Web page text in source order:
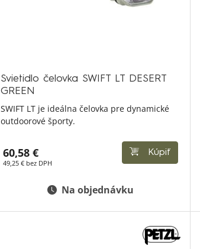
Svietidlo čelovka SWIFT LT DESERT
GREEN
SWIFT LT je ideálna čelovka pre dynamické
outdoorové športy.
60,58 €
49,25 € bez DPH
Kúpiť
Na objednávku